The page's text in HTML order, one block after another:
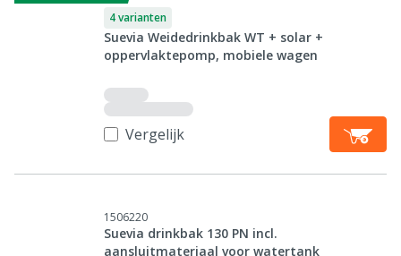
4 varianten
Suevia Weidedrinkbak WT + solar +
oppervlaktepomp, mobiele wagen
Vergelijk
1506220
Suevia drinkbak 130 PN incl.
aansluitmateriaal voor watertank